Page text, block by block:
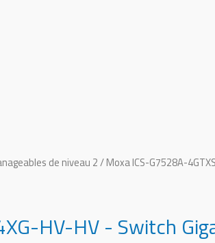
de niveau 2/ Moxa ICS-G7528A-
HV-HV - Switch